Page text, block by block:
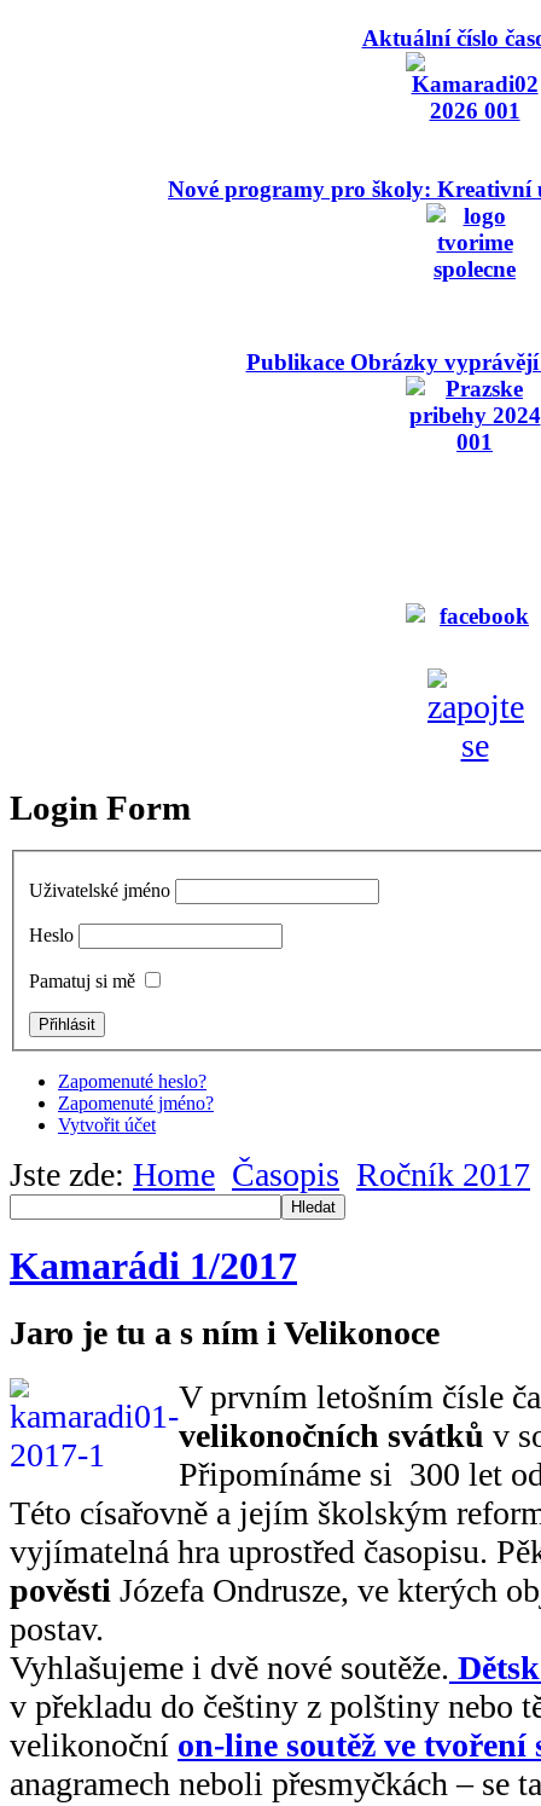
Aktuální číslo
Nové programy pro školy: Kreativní
Publikace Obrázky
Login Form
Uživatelské jméno
Heslo
Pamatuj si mě
Zapomenuté heslo?
Zapomenuté jméno?
Vytvořit účet
Jste zde: Home Časopis Ročník 2017
Hledat
Kamarádi 1/2017
Jaro je tu a s ním i Velikonoce
V prvním letošním čísle
velikonočních svátků v
Připomínáme si 300 let
Této císařovně a jejím školským
vyjímatelná hra uprostřed časopisu.
pověsti Józefa Ondrusze, ve kterých
postav.
Vyhlašujeme i dvě nové soutěže.
v překladu do češtiny z polštiny nebo
velikonoční on-line soutěž ve tvoření
anagramech neboli přesmyčkách – se